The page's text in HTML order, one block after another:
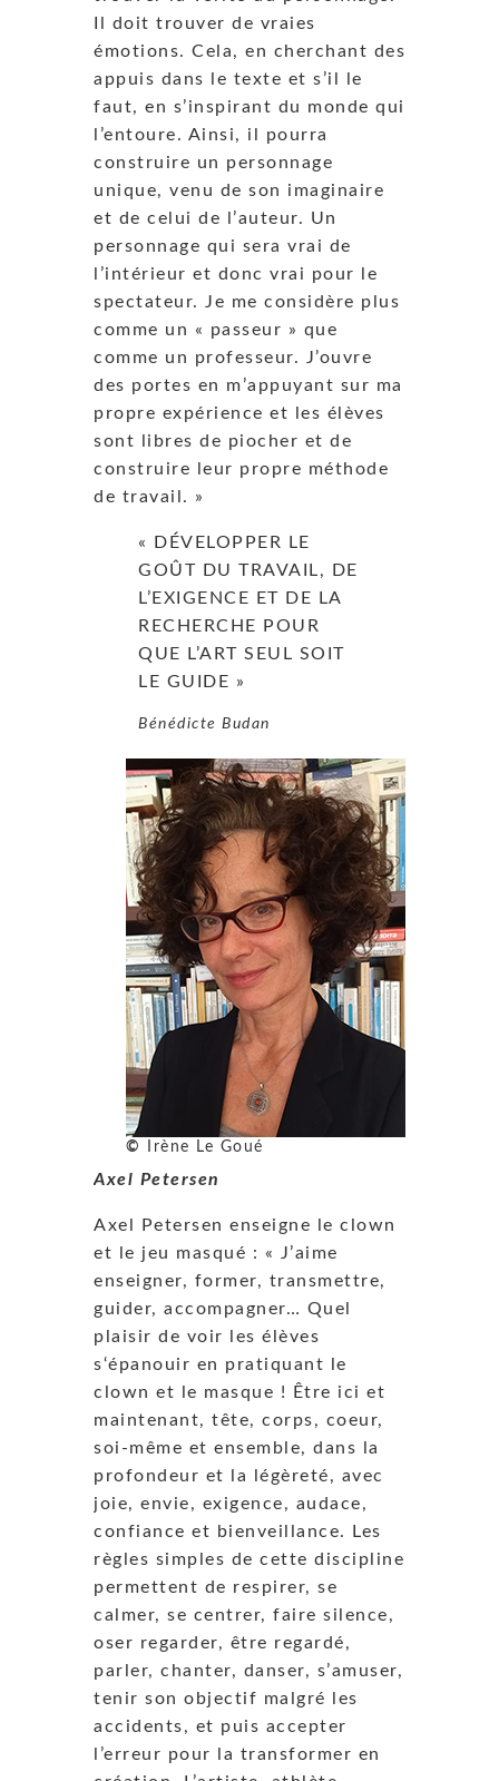
Il doit trouver de vraies
émotions. Cela, en cherchant des
appuis dans le texte et s’il le
faut, en s’inspirant du monde qui
l’entoure. Ainsi, il pourra
construire un personnage
unique, venu de son imaginaire
et de celui de l’auteur. Un
personnage qui sera vrai de
l’intérieur et donc vrai pour le
spectateur. Je me considère plus
comme un « passeur » que
comme un professeur. J’ouvre
des portes en m’appuyant sur ma
propre expérience et les élèves
sont libres de piocher et de
construire leur propre méthode
de travail. »
« DÉVELOPPER LE
GOÛT DU TRAVAIL, DE
L’EXIGENCE ET DE LA
RECHERCHE POUR
QUE L’ART SEUL SOIT
LE GUIDE »
Bénédicte Budan
© Irène Le Goué
Axel Petersen
Axel Petersen enseigne le clown
et le jeu masqué : « J’aime
enseigner, former, transmettre,
guider, accompagner… Quel
plaisir de voir les élèves
s‘épanouir en pratiquant le
clown et le masque ! Être ici et
maintenant, tête, corps, coeur,
soi-même et ensemble, dans la
profondeur et la légèreté, avec
joie, envie, exigence, audace,
confiance et bienveillance. Les
règles simples de cette discipline
permettent de respirer, se
calmer, se centrer, faire silence,
oser regarder, être regardé,
parler, chanter, danser, s’amuser,
tenir son objectif malgré les
accidents, et puis accepter
l’erreur pour la transformer en